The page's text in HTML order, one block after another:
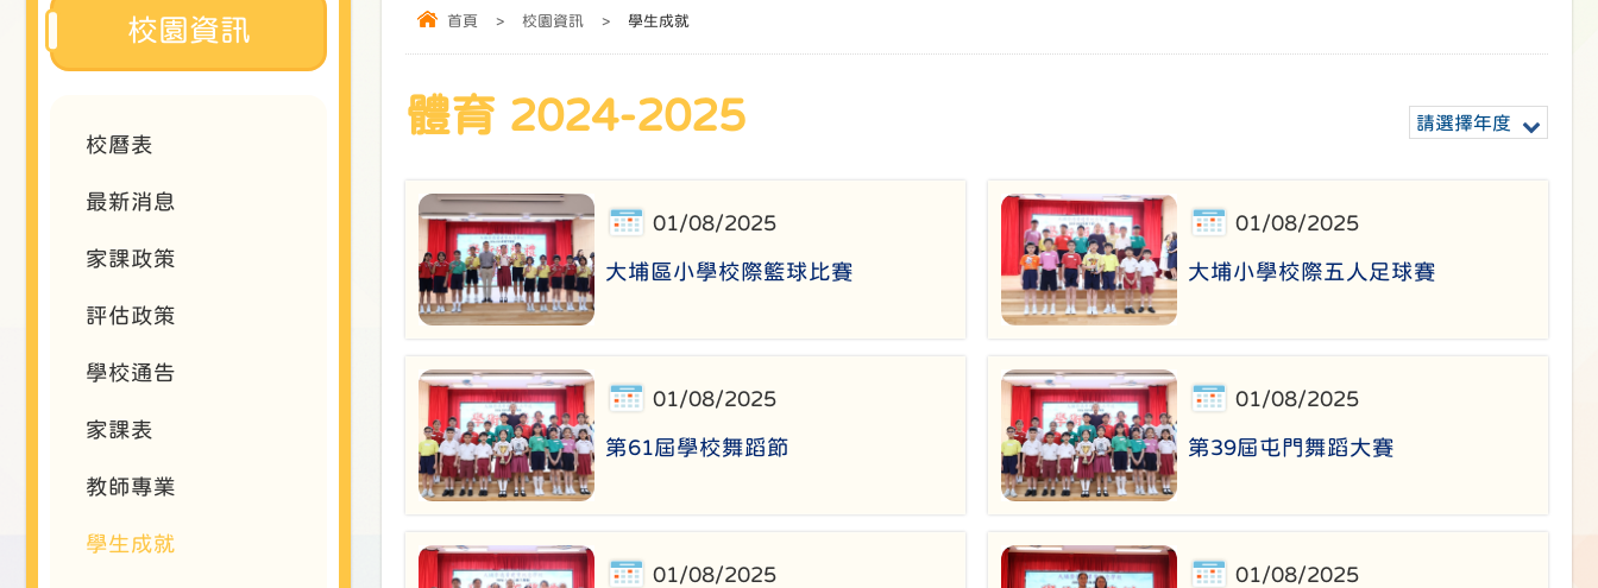
首頁 > 校園資訊 > 學生成就
體育 2024-2025 請選擇年度
01/08/2025
大埔區小學校際籃球比賽
01/08/2025
大埔小學校際五人足球賽
01/08/2025
第61屆學校舞蹈節
01/08/2025
第39屆屯門舞蹈大賽
01/08/2025 01/08/2025
校園資訊
校曆表
最新消息
家課政策
評估政策
學校通告
家課表
教師專業
學生成就